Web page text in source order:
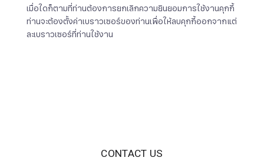
เมื่อใดก็ตามที่ท่านต้องการยกเลิกความยินยอมการใช้งานคุกกี้
ท่านจะต้องตั้งค่าเบราวเซอร์ของท่านเพื่อให้ลบคุกกี้ออกจากแต่
ละเบราวเซอร์ที่ท่านใช้งาน
CONTACT US